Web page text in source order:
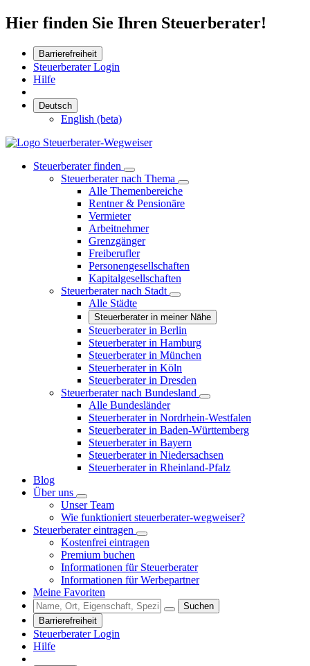
Hier finden Sie Ihren Steuerberater!
Barrierefreiheit
Steuerberater Login
Hilfe
Deutsch
English (beta)
Steuerberater finden
Steuerberater nach Thema
Alle Themenbereiche
Rentner & Pensionäre
Vermieter
Arbeitnehmer
Grenzgänger
Freiberufler
Personengesellschaften
Kapitalgesellschaften
Steuerberater nach Stadt
Alle Städte
Steuerberater in meiner Nähe
Steuerberater in Berlin
Steuerberater in Hamburg
Steuerberater in München
Steuerberater in Köln
Steuerberater in Dresden
Steuerberater nach Bundesland
Alle Bundesländer
Steuerberater in Nordrhein-Westfalen
Steuerberater in Baden-Württemberg
Steuerberater in Bayern
Steuerberater in Niedersachsen
Steuerberater in Rheinland-Pfalz
Blog
Über uns
Unser Team
Wie funktioniert steuerberater-wegweiser?
Steuerberater eintragen
Kostenfrei eintragen
Premium buchen
Informationen für Steuerberater
Informationen für Werbepartner
Meine Favoriten
Suchen
Barrierefreiheit
Steuerberater Login
Hilfe